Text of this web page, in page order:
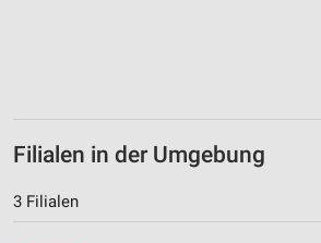
Filialen in der Umgebung
3 Filialen